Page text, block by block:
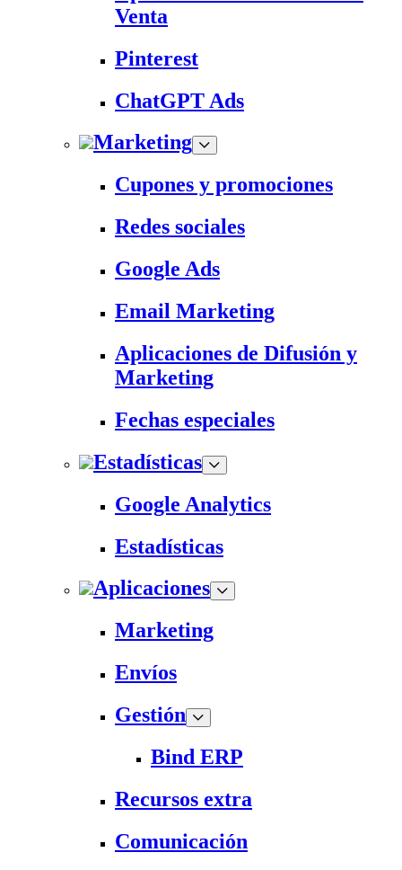
Venta
Pinterest
ChatGPT Ads
Marketing
Cupones y promociones
Redes sociales
Google Ads
Email Marketing
Aplicaciones de Difusión y
Marketing
Fechas especiales
Estadísticas
Google Analytics
Estadísticas
Aplicaciones
Marketing
Envíos
Gestión
Bind ERP
Recursos extra
Comunicación